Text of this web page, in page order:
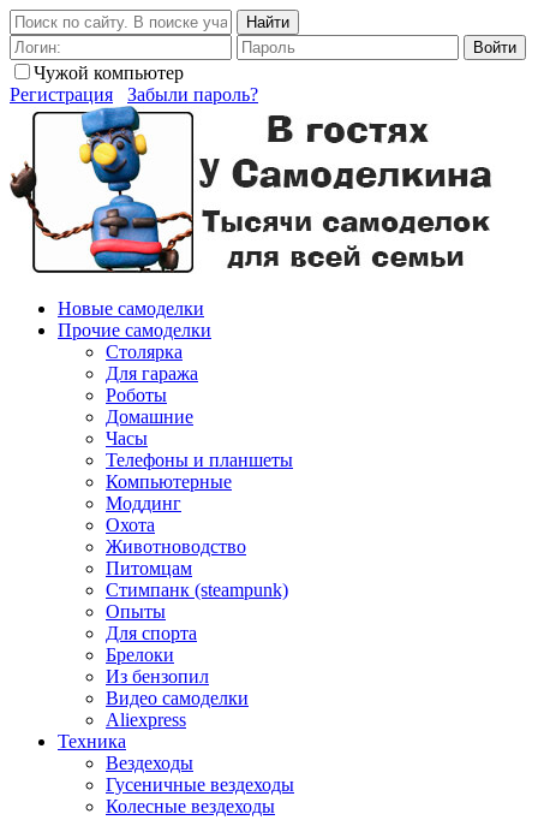
Найти
Войти
Чужой компьютер
Регистрация
Забыли пароль?
Новые самоделки
Прочие самоделки
Столярка
Для гаража
Роботы
Домашние
Часы
Телефоны и планшеты
Компьютерные
Моддинг
Охота
Животноводство
Питомцам
Стимпанк (steampunk)
Опыты
Для спорта
Брелоки
Из бензопил
Видео самоделки
Aliexpress
Техника
Вездеходы
Гусеничные вездеходы
Колесные вездеходы